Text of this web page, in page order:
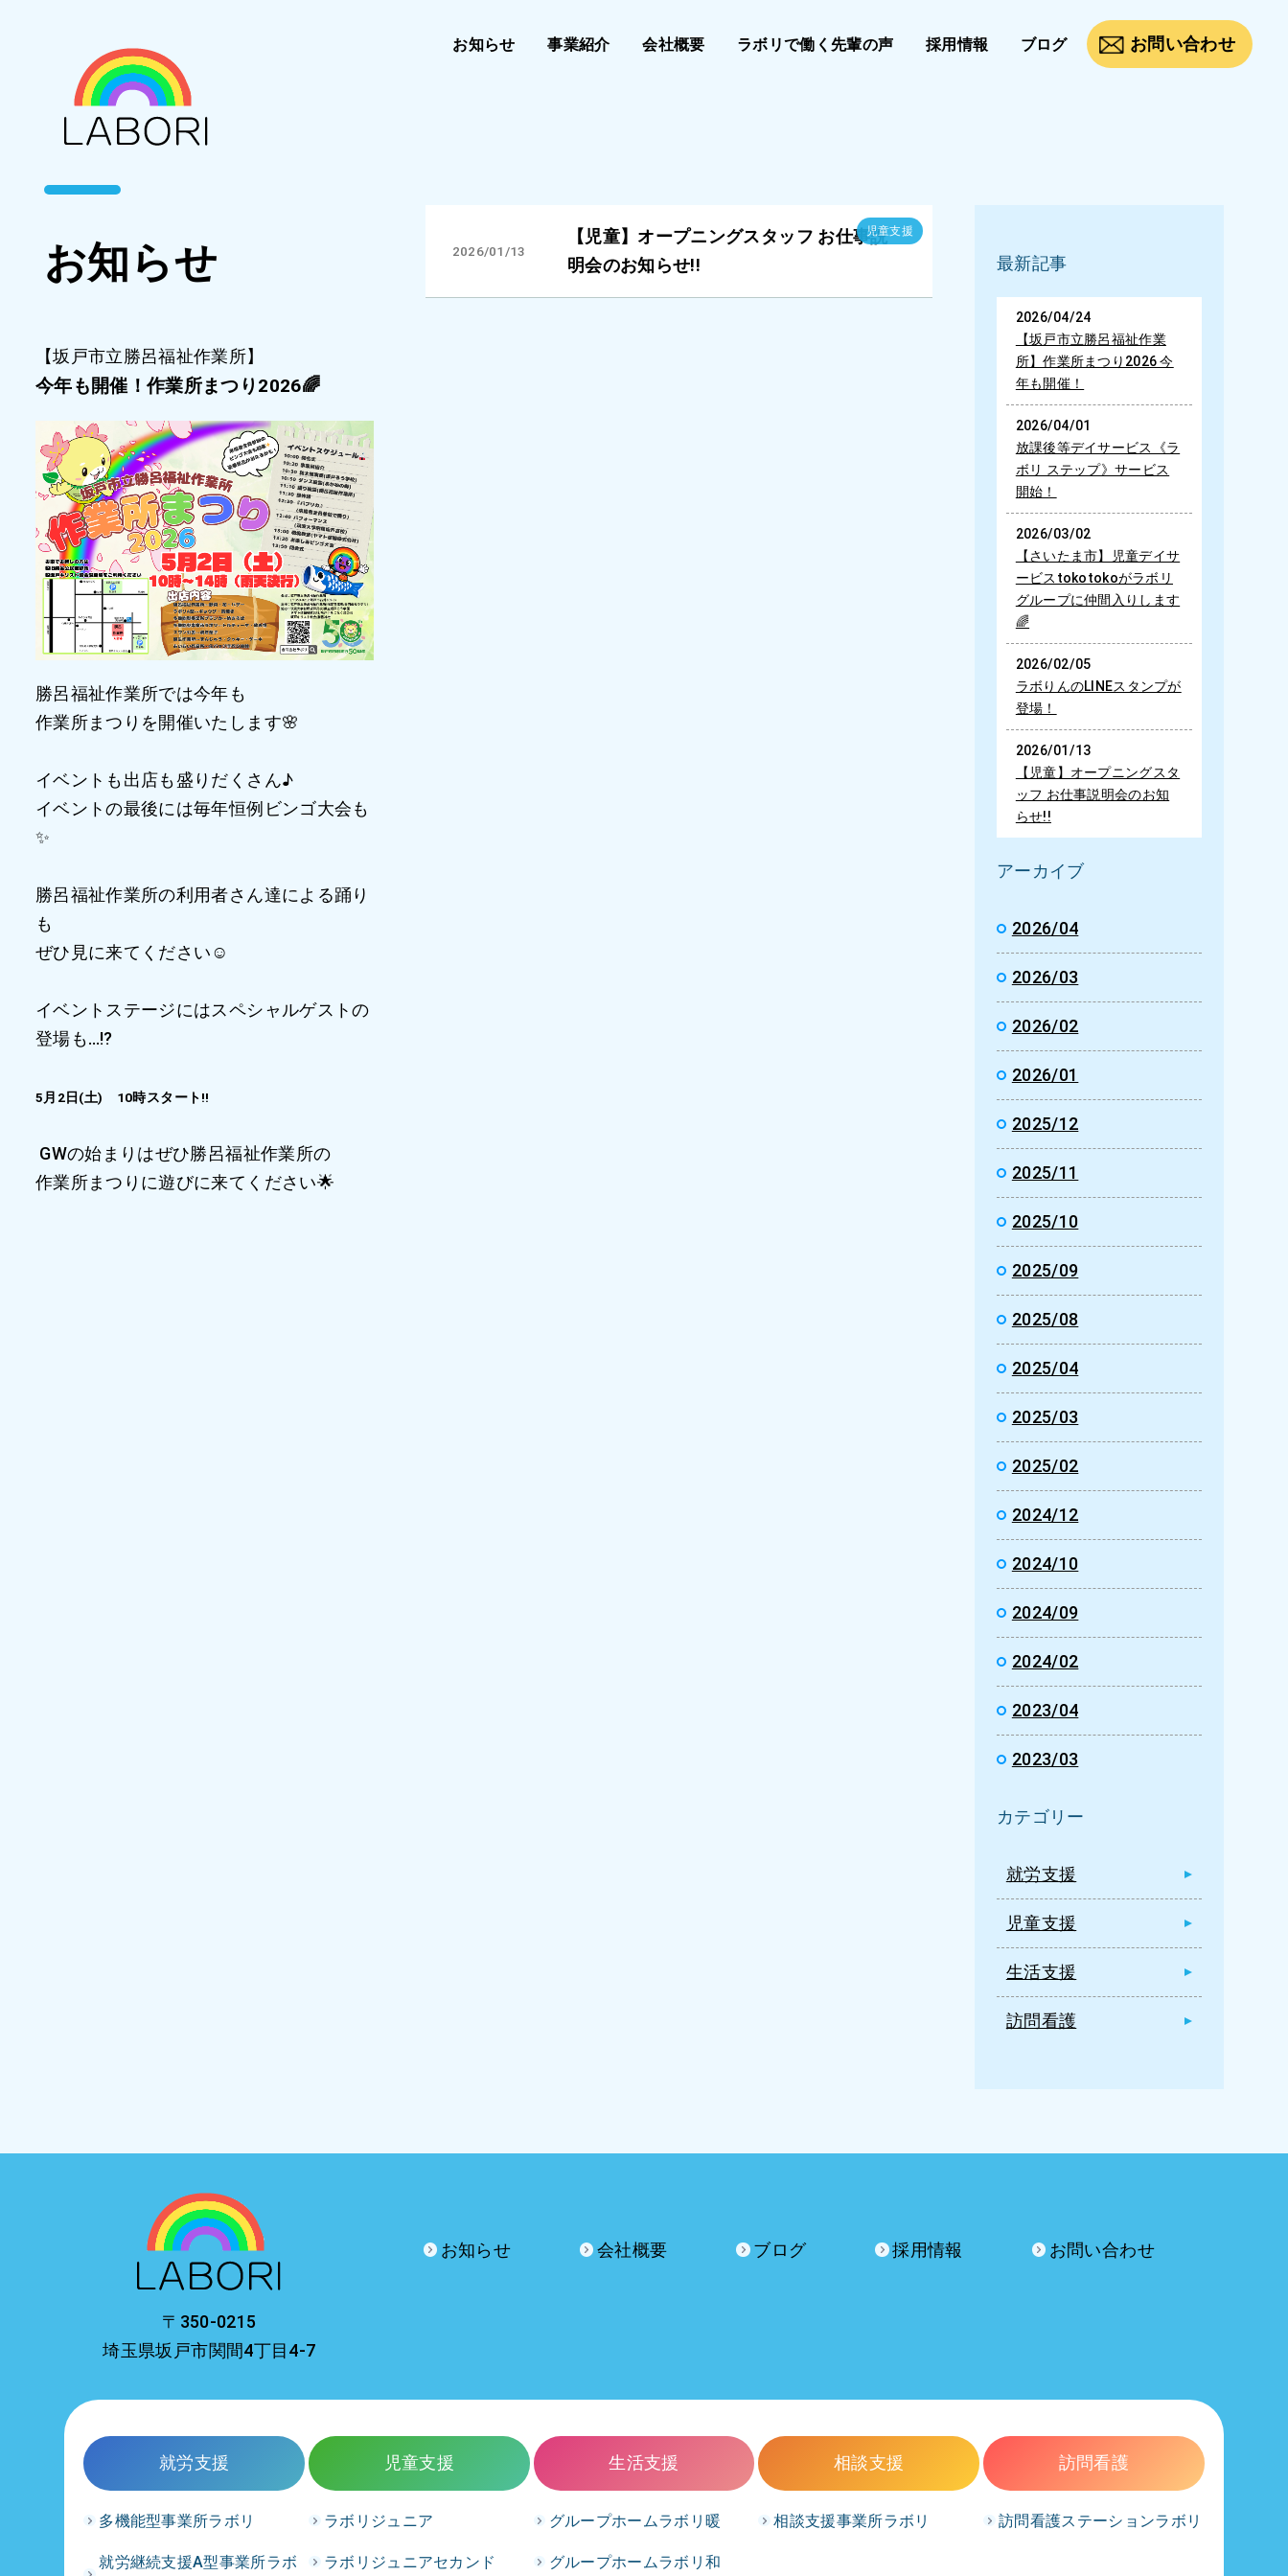
お知らせ 事業紹介 会社概要 ラボリで働く先輩の声 採用情報 ブログ お問い合わせ
お知らせ
【坂戸市立勝呂福祉作業所】
今年も開催！作業所まつり2026🌈
勝呂福祉作業所では今年も
作業所まつりを開催いたします🌸
イベントも出店も盛りだくさん♪
イベントの最後には毎年恒例ビンゴ大会も
✨️
勝呂福祉作業所の利用者さん達による踊り
も
ぜひ見に来てください☺️
イベントステージにはスペシャルゲストの
登場も…⁉️
5月2日(土) 10時スタート‼️
GWの始まりはぜひ勝呂福祉作業所の
作業所まつりに遊びに来てください🌟
2026/01/13
【児童】オープニングスタッフ お仕事説
明会のお知らせ!!
児童支援
最新記事
2026/04/24
【坂戸市立勝呂福祉作業
所】作業所まつり2026 今
年も開催！
2026/04/01
放課後等デイサービス《ラ
ボリ ステップ》サービス
開始！
2026/03/02
【さいたま市】児童デイサ
ービスtokotokoがラボリ
グループに仲間入りします
🌈
2026/02/05
ラボりんのLINEスタンプが
登場！
2026/01/13
【児童】オープニングスタ
ッフ お仕事説明会のお知
らせ!!
アーカイブ
2026/04
2026/03
2026/02
2026/01
2025/12
2025/11
2025/10
2025/09
2025/08
2025/04
2025/03
2025/02
2024/12
2024/10
2024/09
2024/02
2023/04
2023/03
カテゴリー
就労支援
児童支援
生活支援
訪問看護
〒350-0215
埼玉県坂戸市関間4丁目4-7
お知らせ 会社概要 ブログ 採用情報 お問い合わせ
就労支援
多機能型事業所ラボリ
就労継続支援A型事業所ラボ
児童支援
ラボリジュニア
ラボリジュニアセカンド
生活支援
グループホームラボリ暖
グループホームラボリ和
相談支援
相談支援事業所ラボリ
訪問看護
訪問看護ステーションラボリ